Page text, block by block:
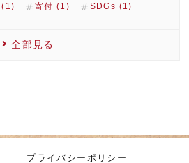
(1) 寄付 (1) SDGs (1)
全部見る
プライバシーポリシー